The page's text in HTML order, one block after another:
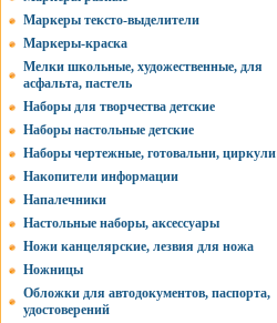
Маркеры тексто-выделители
Маркеры-краска
Мелки школьные, художественные, для
асфальта, пастель
Наборы для творчества детские
Наборы настольные детские
Наборы чертежные, готовальни, циркули
Накопители информации
Напалечники
Настольные наборы, аксессуары
Ножи канцелярские, лезвия для ножа
Ножницы
Обложки для автодокументов, паспорта,
удостоверений